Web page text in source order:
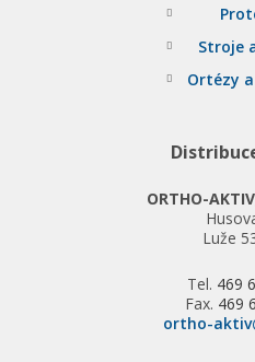
Stroje
Ortézy
ORTHO-
Luže
Tel. 469
Fax. 469
ortho-